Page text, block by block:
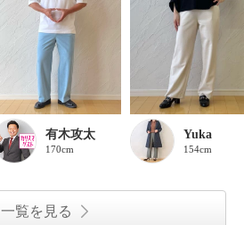
有木攻太
170cm
Yuka
154cm
一覧を見る